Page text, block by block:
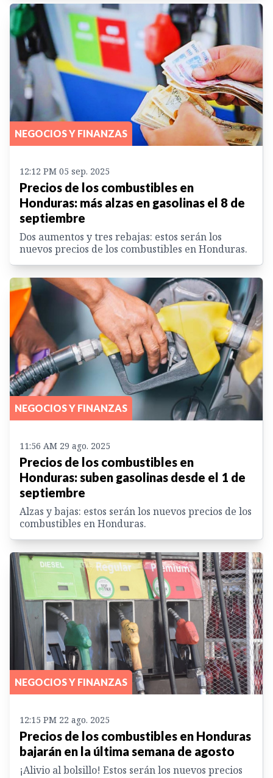
NEGOCIOS Y FINANZAS
12:12 PM 05 sep. 2025
Precios de los combustibles en
Honduras: más alzas en gasolinas el 8 de
septiembre
Dos aumentos y tres rebajas: estos serán los
nuevos precios de los combustibles en Honduras.
NEGOCIOS Y FINANZAS
11:56 AM 29 ago. 2025
Precios de los combustibles en
Honduras: suben gasolinas desde el 1 de
septiembre
Alzas y bajas: estos serán los nuevos precios de los
combustibles en Honduras.
NEGOCIOS Y FINANZAS
12:15 PM 22 ago. 2025
Precios de los combustibles en Honduras
bajarán en la última semana de agosto
¡Alivio al bolsillo! Estos serán los nuevos precios